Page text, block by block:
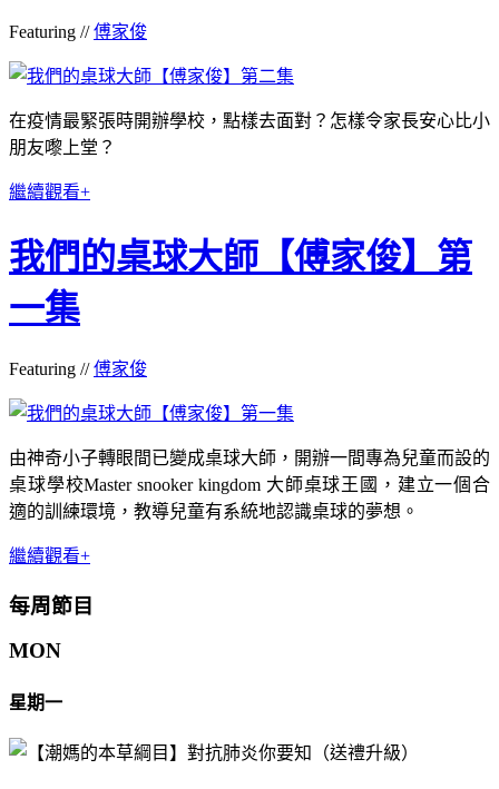
Featuring //傅家俊
在疫情最緊張時開辦學校，點樣去面對？怎樣令家長安心比小
朋友嚟上堂？
繼續觀看+
我們的桌球大師【傅家俊】第
一集
Featuring //傅家俊
由神奇小子轉眼間已變成桌球大師，開辦一間專為兒童而設的
桌球學校Master snooker kingdom 大師桌球王國，建立一個合
適的訓練環境，教導兒童有系統地認識桌球的夢想。
繼續觀看+
每周節目
MON
星期一